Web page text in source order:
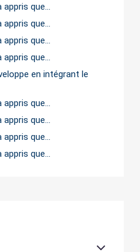
appris que…
appris que…
appris que…
appris que…
en intégrant le
appris que…
appris que…
appris que…
appris que…